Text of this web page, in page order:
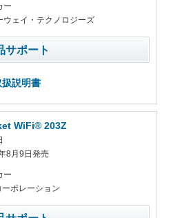
ー
ウェイ・テクノロジーズ
サポート
扱説明書
WiFi® 203Z
8月9日発売
ー
ーポレーション